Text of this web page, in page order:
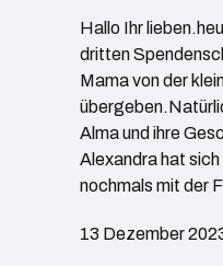
Hallo Ihr
dritten
Mama von der
Alma und ihre
Alexandra hat
nochmals mit der
13 Dezember